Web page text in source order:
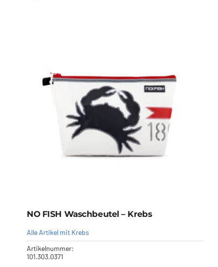
NO FISH Waschbeutel – Krebs
Alle Artikel mit Krebs
Artikelnummer:
101.303.0371